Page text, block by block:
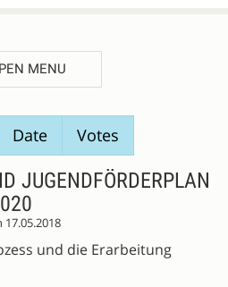
MENU
Date Votes
JUGENDFÖRDERPLAN
17.05.2018
und die Erarbeitung